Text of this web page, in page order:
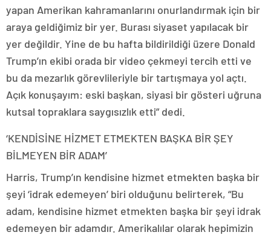
yapan Amerikan kahramanlarını onurlandırmak için bir
araya geldiğimiz bir yer. Burası siyaset yapılacak bir
yer değildir. Yine de bu hafta bildirildiği üzere Donald
Trump’ın ekibi orada bir video çekmeyi tercih etti ve
bu da mezarlık görevlileriyle bir tartışmaya yol açtı.
Açık konuşayım: eski başkan, siyasi bir gösteri uğruna
kutsal topraklara saygısızlık etti” dedi.
‘KENDİSİNE HİZMET ETMEKTEN BAŞKA BİR ŞEY
BİLMEYEN BİR ADAM’
Harris, Trump’ın kendisine hizmet etmekten başka bir
şeyi ‘idrak edemeyen’ biri olduğunu belirterek, “Bu
adam, kendisine hizmet etmekten başka bir şeyi idrak
edemeyen bir adamdır. Amerikalılar olarak hepimizin